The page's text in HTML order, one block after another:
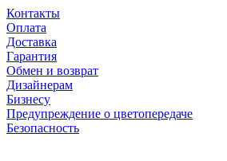
Контакты
Оплата
Доставка
Гарантия
Обмен и возврат
Дизайнерам
Бизнесу
Предупреждение о цветопередаче
Безопасность